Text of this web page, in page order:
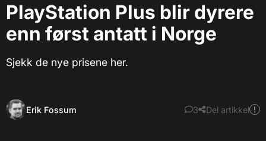
PlayStation Plus blir dyrere
enn først antatt i Norge
Sjekk de nye prisene her.
Erik Fossum 3 Del artikkel